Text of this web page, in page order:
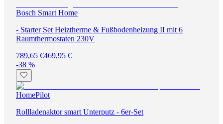
Bosch Smart Home
- Starter Set Heiztherme & Fußbodenheizung II mit 6
Raumthermostaten 230V
789,65 €469,95 €
-38 %
HomePilot
Rollladenaktor smart Unterputz - 6er-Set